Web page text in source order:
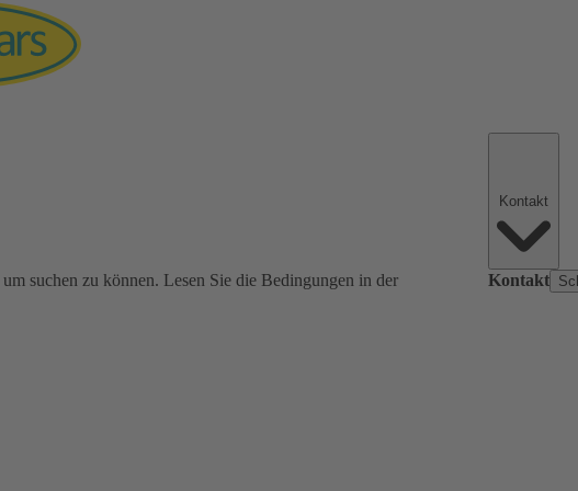
suchen zu können. Lesen Sie die Bedingungen in der
Kontakt